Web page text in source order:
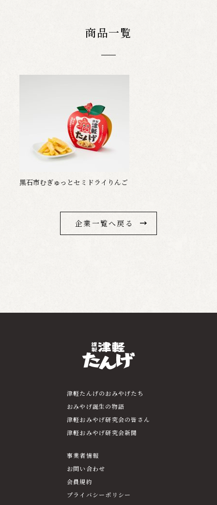
商品一覧
黒石市むぎゅっとセミドライりんご
企業一覧へ戻る
津軽たんげのおみやげたち
おみやげ誕生の物語
津軽おみやげ研究会の皆さん
津軽おみやげ研究会新聞
事業者情報
お問い合わせ
会員規約
プライバシーポリシー